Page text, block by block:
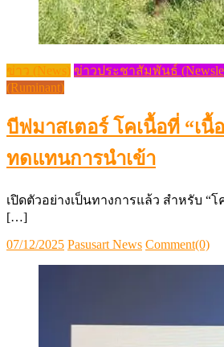
ข่าว (News) ข่าวประชาสัมพันธ์
(Ruminant)
บีฟมาสเตอร์ โคเนื้อที่ “เนื้
ทดแทนการนำเข้า
เปิดตัวอย่างเป็นทางการแล้ว สำหรับ “โ
[…]
Posted
07/12/2025 Author
Pasusart News Comment(0)